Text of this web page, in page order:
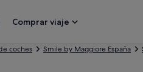
Comprar viaje
coches Smile by Maggiore España